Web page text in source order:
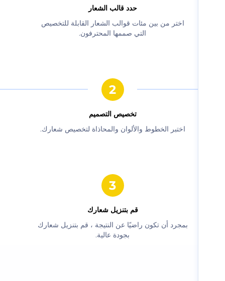
حدد قالب الشعار
‫اختر من بين مئات قوالب الشعار القابلة للتخصيص
التي صممها المحترفون.‬
‫تخصيص التصميم‬
‫اختبر الخطوط والألوان والمحاذاة لتخصيص شعارك.‬
‫قم بتنزيل شعارك‬
‫بمجرد أن تكون راضيًا عن النتيجة ، قم بتنزيل شعارك
بجودة عالية.‬